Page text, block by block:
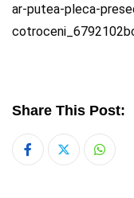
ar-putea-pleca-
Share This Post: